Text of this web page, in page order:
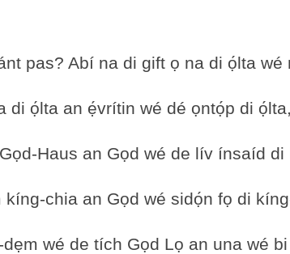
pas? Abí na di gift ọ na di ọ́lta
di ọ́lta an ẹ́vrítin wé dé ọntọ́p di
Haus an Gọd wé de lív ínsaíd
chia an Gọd wé sidọ́n fọ di
wé de tích Gọd Lọ an una wé